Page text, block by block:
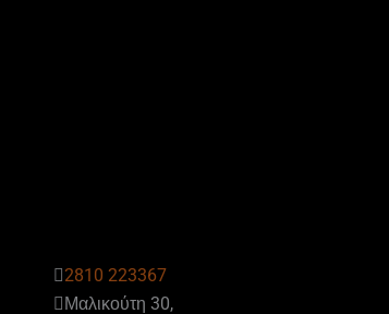
2810 223367
Μαλικούτη 30,